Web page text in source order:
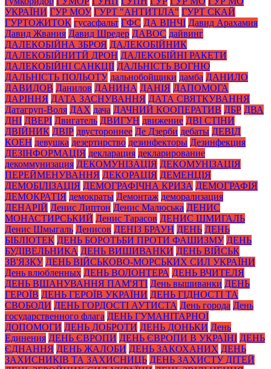
УКРАЇНИ ГУР МОУ ГУРТ "АНТИТІЛА" ГУРТ СКАЙ
ГУРТОЖИТОК гусасфальт ГФС ДА ВІНЧІ Давид Арахамия
Давид Жвания Давид Шредер ДАВОС дайвинг
ДАЛЕКОБІЙНА ЗБРОЯ ДАЛЕКОБІЙНИК
ДАЛЕКОБІЙНИТЙ ДРОН ДАЛЕКОБІЙНІ РАКЕТИ
ДАЛЕКОБІЙНІ САНКЦІЇ ДАЛЬНІСТЬ ВОГНЮ
ДАЛЬНІСТЬ ПОЛЬОТУ дальнобойщики дамба ДАНИЛО
ДАВИДОВ Данилов ДАНИНА ДАНІЯ ДАПОМОГА
ДАРІННЯ ДАТА ЗАСНУВАННЯ ДАТА СВЯТКУВАННЯ
Датагруп-Воля ДАХ дача ДАЧНИЙ КООПЕРАТИВ ДБР ДВА
ДНІ ДВЕРІ Двигатель ДВИГУН движение ДВІ СТІНИ
ДВІЙНИК ДВІР двустороннее Де Дзерби дебаты ДЕВІД
КОЕН девушка дезертирство дезинфекторы Дезинфекция
ДЕЗІНФОРМАЦІЯ декларация декларирование
декоммунизация ДЕКОМУНІЗАЦІЯ ДЕКОМУНІЗАЦІЯ
ПЕРЕЙМЕНУВАННЯ ДЕКОРАЦІЯ ДЕМЕНЦІЯ
ДЕМОБІЛІЗАЦІЯ ДЕМОГРАФІЧНА КРИЗА ДЕМОГРАФІЯ
ДЕМОКРАТІЯ демократы Демонтаж деморализация
ДЕНАРІЙ Денис Липтон Денис Малюська ДЕНИС
МОНАСТИРСЬКИЙ Денис Тарасов ДЕНИС ШМИГАЛЬ
Денис Шмыгаль Денисов ДЕНІЗ БРАУН ДЕНЬ ДЕНЬ
БІБЛІОТЕК ДЕНЬ БОРОТЬБИ ПРОТИ ФАШИЗМУ ДЕНЬ
БУДІВЕЛЬНИКА ДЕНЬ ВИШИВАНКИ ДЕНЬ ВІЙСЬК
ЗВ'ЯЗКУ ДЕНЬ ВІЙСЬКОВО-МОРСЬКИХ СИЛ УКРАЇНИ
День влюбленных ДЕНЬ ВОЛОНТЕРА ДЕНЬ ВЧИТЕЛЯ
ДЕНЬ ВШАНУВАННЯ ПАМ'ЯТІ День вышиванки ДЕНЬ
ГЕРОЇВ ДЕНЬ ГЕРОЇВ УКРАЇНИ ДЕНЬ ГІДНОСТІ ТА
СВОБОДИ ДЕНЬ ГОРДОСТІ АУТИСТА День города День
государственного флага ДЕНЬ ГУМАНІТАРНОЇ
ДОПОМОГИ ДЕНЬ ДОБРОТИ ДЕНЬ ДОНЬКИ День
Единения ДЕНЬ ЄВРОПИ ДЕНЬ ЄВРОПИ В УКРАЇНІ ДЕНЬ
ЄДНАННЯ ДЕНЬ ЖАЛОБИ ДЕНЬ ЗАКОХАНИХ ДЕНЬ
ЗАХИСНИКІВ ТА ЗАХИСНИЦЬ ДЕНЬ ЗАХИСТУ ДІТЕЙ